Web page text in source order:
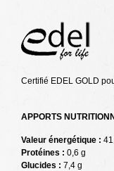
Certifié EDEL GOLD
APPORTS
Valeur énergétique :
Protéines : 0,6 g
Glucides : 7,4 g